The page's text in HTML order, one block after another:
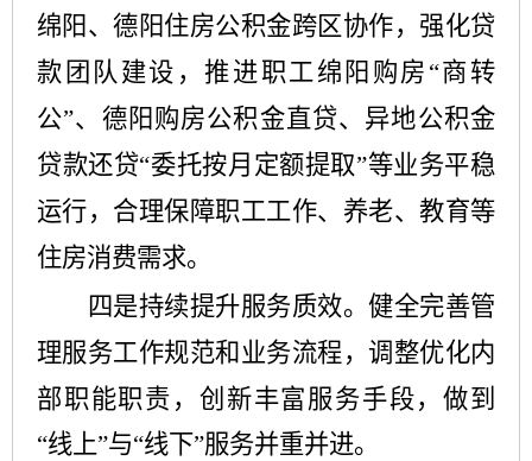
绵阳、德阳住房公积金跨区协作，强化贷
款团队建设，推进职工绵阳购房“商转
公”、德阳购房公积金直贷、异地公积金
贷款还贷“委托按月定额提取”等业务平稳
运行，合理保障职工工作、养老、教育等
住房消费需求。
四是持续提升服务质效。健全完善管
理服务工作规范和业务流程，调整优化内
部职能职责，创新丰富服务手段，做到
“线上”与“线下”服务并重并进。